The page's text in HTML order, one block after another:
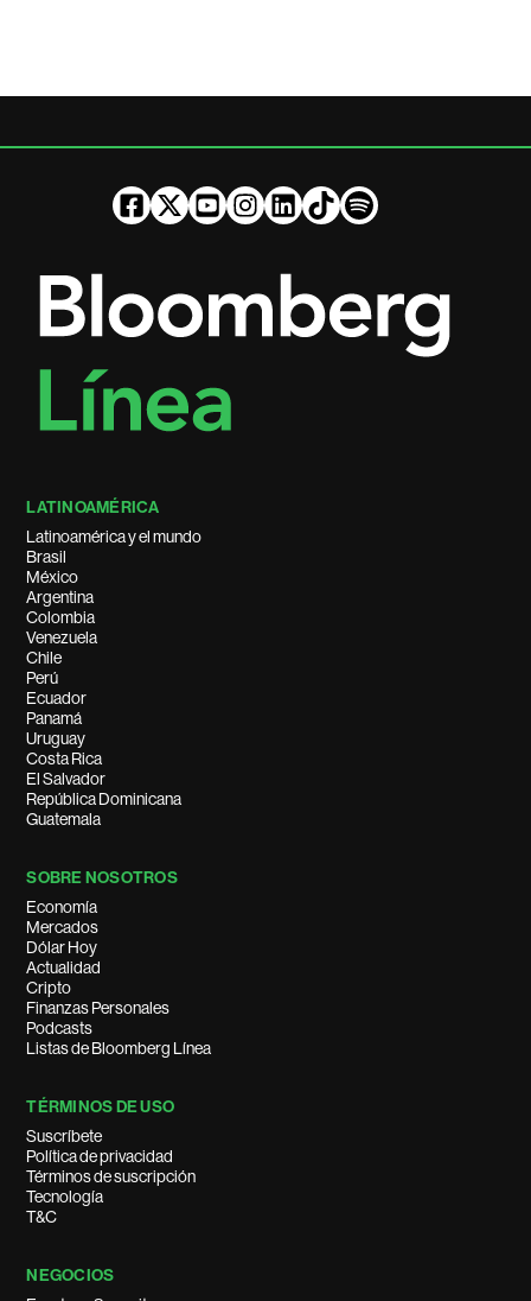
LATINOAMÉRICA
Latinoamérica y el mundo
Brasil
México
Argentina
Colombia
Venezuela
Chile
Perú
Ecuador
Panamá
Uruguay
Costa Rica
El Salvador
República Dominicana
Guatemala
SOBRE NOSOTROS
Economía
Mercados
Dólar Hoy
Actualidad
Cripto
Finanzas Personales
Podcasts
Listas de Bloomberg Línea
TÉRMINOS DE USO
Suscríbete
Política de privacidad
Términos de suscripción
Tecnología
T&C
NEGOCIOS